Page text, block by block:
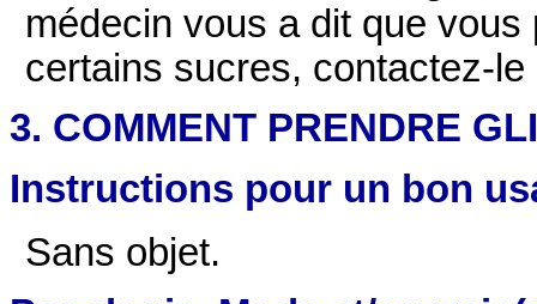
médecin vous a dit que
certains sucres, contactez-
3. COMMENT PRENDRE
Instructions pour un bon
Sans objet.